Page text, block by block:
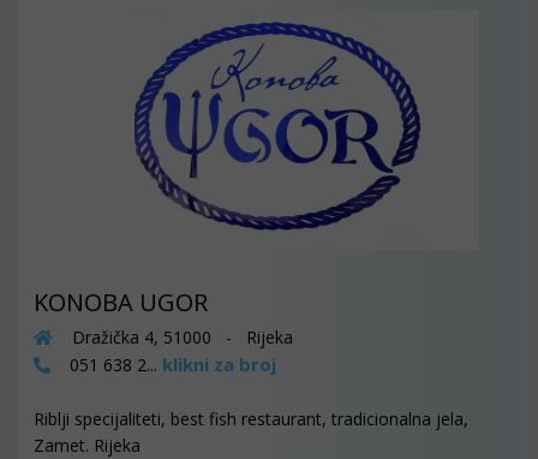
KONOBA UGOR
Dražička 4, 51000 - Rijeka
051 638 2... klikni za broj
Riblji specijaliteti, best fish restaurant, tradicionalna jela,
Zamet. Rijeka